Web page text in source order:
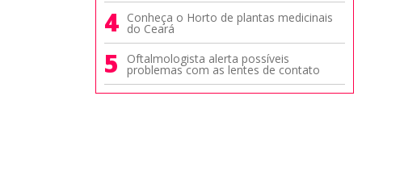
4 Conheça o Horto de plantas medicinais
do Ceará
5 Oftalmologista alerta possíveis
problemas com as lentes de contato